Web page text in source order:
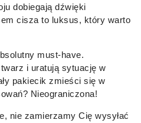
dobiegają dźwięki
cisza to luksus, który warto
must-have.
i uratują sytuację w
pakiecik zmieści się w
Nieograniczona!
nie zamierzamy Cię wysyłać